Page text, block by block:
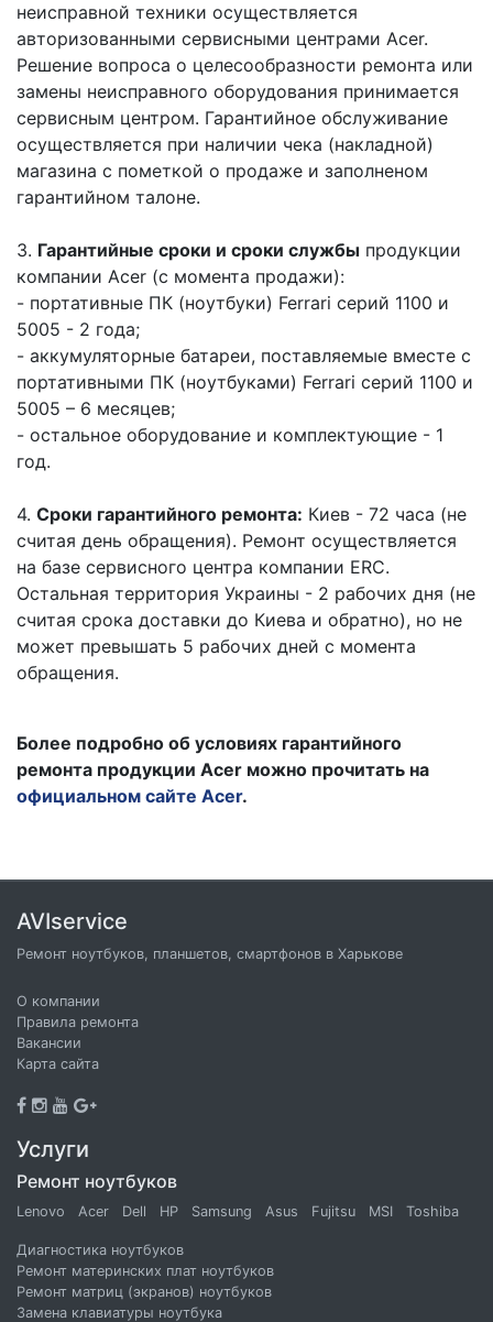
неисправной техники осуществляется
авторизованными сервисными центрами Acer.
Решение вопроса о целесообразности ремонта или
замены неисправного оборудования принимается
сервисным центром. Гарантийное обслуживание
осуществляется при наличии чека (накладной)
магазина с пометкой о продаже и заполненом
гарантийном талоне.
3. Гарантийные сроки и сроки службы продукции
компании Acer (с момента продажи):
- портативные ПК (ноутбуки) Ferrari серий 1100 и
5005 - 2 года;
- аккумуляторные батареи, поставляемые вместе с
портативными ПК (ноутбуками) Ferrari серий 1100 и
5005 – 6 месяцев;
- остальное оборудование и комплектующие - 1
год.
4. Сроки гарантийного ремонта: Киев - 72 часа (не
считая день обращения). Ремонт осуществляется
на базе сервисного центра компании ERC.
Остальная территория Украины - 2 рабочих дня (не
считая срока доставки до Киева и обратно), но не
может превышать 5 рабочих дней с момента
обращения.
Более подробно об условиях гарантийного
ремонта продукции Acer можно прочитать на
официальном сайте Acer.
AVIservice
Ремонт ноутбуков, планшетов, смартфонов в Харькове
О компании
Правила ремонта
Вакансии
Карта сайта
Услуги
Ремонт ноутбуков
Lenovo Acer Dell HP Samsung Asus Fujitsu MSI Toshiba
Диагностика ноутбуков
Ремонт материнских плат ноутбуков
Ремонт матриц (экранов) ноутбуков
Замена клавиатуры ноутбука